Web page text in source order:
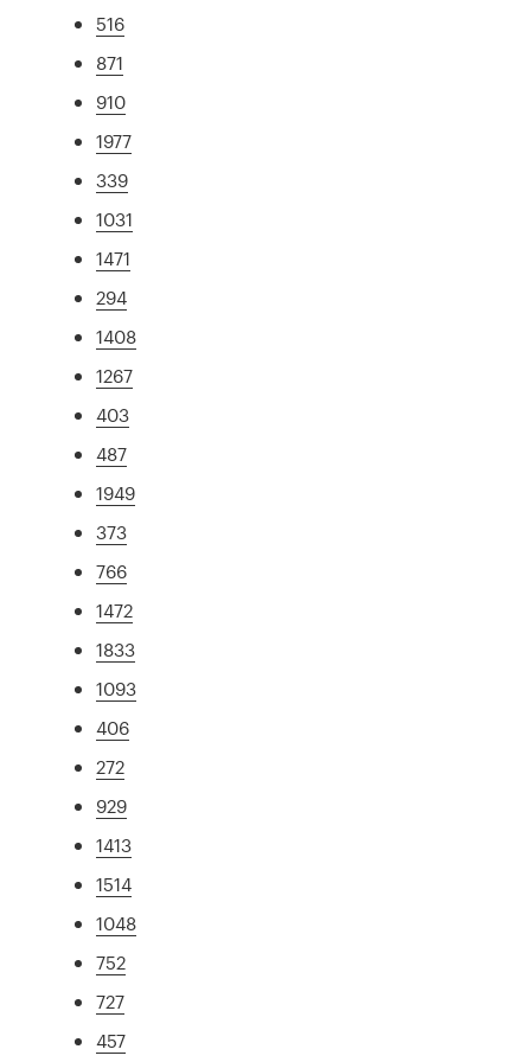
516
871
910
1977
339
1031
1471
294
1408
1267
403
487
1949
373
766
1472
1833
1093
406
272
929
1413
1514
1048
752
727
457